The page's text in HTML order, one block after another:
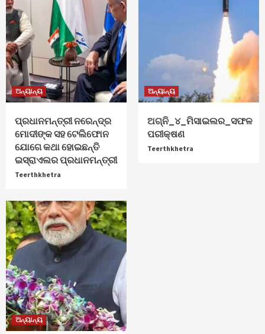
ଅନ୍ୟାନ୍ୟ
ପ୍ରଧାନମନ୍ତ୍ରୀ ନରେନ୍ଦ୍ର
ମୋଦୀଙ୍କ ସହ ଟେଲିଫୋନ
ଯୋଗେ କଥା ହୋଇଛନ୍ତି
ଇସ୍ରାଏଲର ପ୍ରଧାନମନ୍ତ୍ରୀ
Teerthkhetra
ଅନ୍ୟାନ୍ୟ
ଅଗ୍ନି_୪_ମିସାଇଲର_ସଫଳ
ପରୀକ୍ଷଣ
Teerthkhetra
ଅନ୍ୟାନ୍ୟ